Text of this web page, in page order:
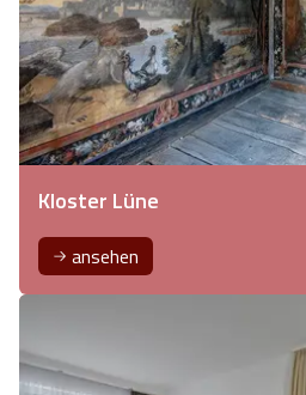
Kloster Lüne
ansehen